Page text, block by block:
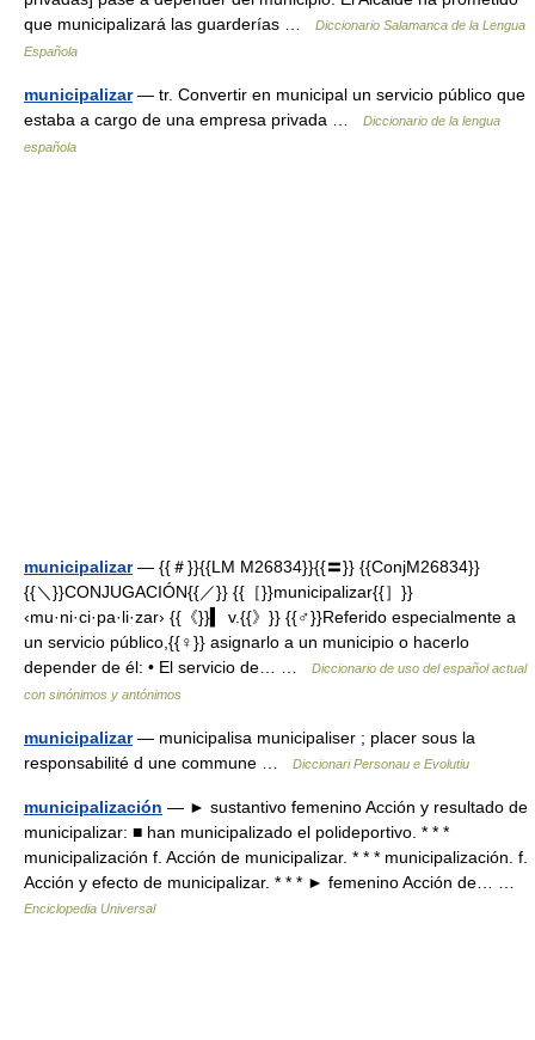
que municipalizará las guarderías …
Diccionario Salamanca de la Lengua
Española
municipalizar— tr. Convertir en municipal un servicio público que
estaba a cargo de una empresa privada …
Diccionario de la lengua
española
municipalizar— {{＃}}{{LM M26834}}{{〓}} {{ConjM26834}}
{{＼}}CONJUGACIÓN{{／}} {{［}}municipalizar{{］}}
‹mu·ni·ci·pa·li·zar› {{《}}▍ v.{{》}} {{♂}}Referido especialmente a
un servicio público,{{♀}} asignarlo a un municipio o hacerlo
depender de él: • El servicio de… …
Diccionario de uso del español actual
con sinónimos y antónimos
municipalizar— municipalisa municipaliser ; placer sous la
responsabilité d une commune …
Diccionari Personau e Evolutiu
municipalización — ► sustantivo femenino Acción y resultado de
municipalizar: ■ han municipalizado el polideportivo. * * *
municipalización f. Acción de municipalizar. * * * municipalización. f.
Acción y efecto de municipalizar. * * * ► femenino Acción de… …
Enciclopedia Universal